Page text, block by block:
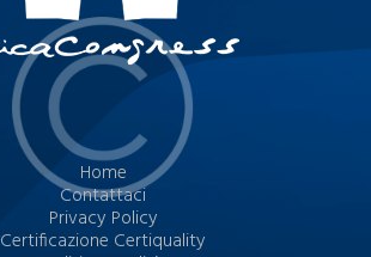
Home
Contattaci
Privacy Policy
Certificazione Certiquality